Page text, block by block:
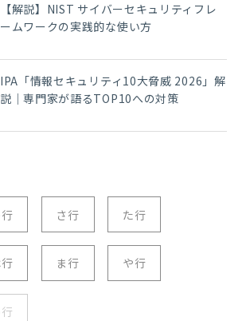
【解説】NIST サイバーセキュリティフレ
ームワークの実践的な使い方
IPA「情報セキュリティ10大脅威 2026」解
説｜専門家が語るTOP10への対策
さ行 た行
ま行 や行